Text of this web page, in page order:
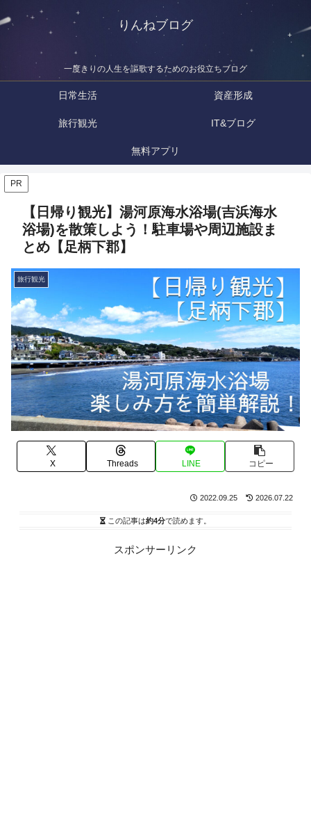
りんねブログ
一度きりの人生を謳歌するためのお役立ちブログ
日常生活 資産形成
旅行観光 IT&ブログ
無料アプリ
PR
【日帰り観光】湯河原海水浴場(吉浜海水
浴場)を散策しよう！駐車場や周辺施設ま
とめ【足柄下郡】
旅行観光
X Threads LINE コピー
2022.09.25 2026.07.22
この記事は約4分で読めます。
スポンサーリンク